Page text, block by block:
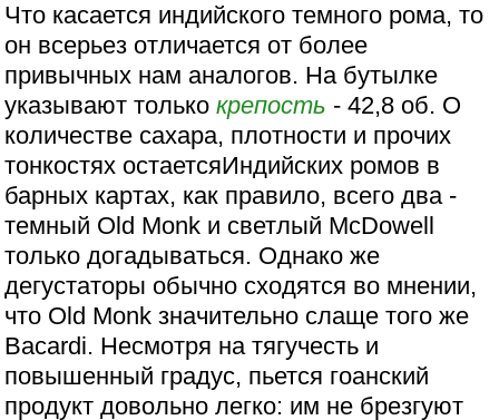
Что касается индийского темного рома, то
он всерьез отличается от более
привычных нам аналогов. На бутылке
указывают толькокрепость - 42,8 об. О
количестве сахара, плотности и прочих
тонкостях остаетсяИндийских ромов в
барных картах, как правило, всего два -
темный Old Monk и светлый McDowell
только догадываться. Однако же
дегустаторы обычно сходятся во мнении,
что Old Monk значительно слаще того же
Bacardi. Несмотря на тягучесть и
повышенный градус, пьется гоанский
продукт довольно легко: им не брезгуют